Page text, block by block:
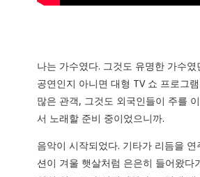
나는 가수였다. 그것도 유명한 가수였
공연인지 아니면 대형 TV 쇼 프로그
많은 관객, 그것도 외국인들이 주를
서 노래할 준비 중이었으니까.
음악이 시작되었다. 기타가 리듬을 연
션이 겨울 햇살처럼 은은히 들어왔다